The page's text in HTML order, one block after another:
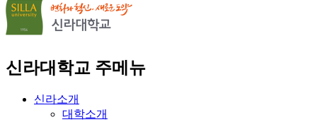
신라대학교 주메뉴
신라소개
대학소개